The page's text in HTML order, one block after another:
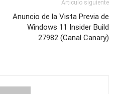
Artículo siguiente
Anuncio de la Vista Previa de
Windows 11 Insider Build
27982 (Canal Canary)